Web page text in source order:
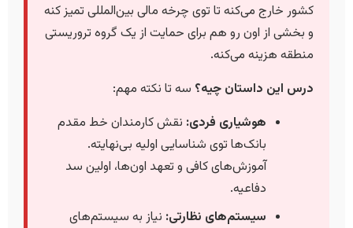
کشور خارج می‌کنه تا توی چرخه مالی بین‌المللی تمیز کنه
و بخشی از اون رو هم برای حمایت از یک گروه تروریستی
منطقه هزینه می‌کنه.
درس این داستان چیه؟ سه تا نکته مهم:
هوشیاری فردی: نقش کارمندان خط مقدم
بانک‌ها توی شناسایی اولیه بی‌نهایته.
آموزش‌های کافی و تعهد اون‌ها، اولین سد
دفاعیه.
سیستم‌های نظارتی: نیاز به سیستم‌های